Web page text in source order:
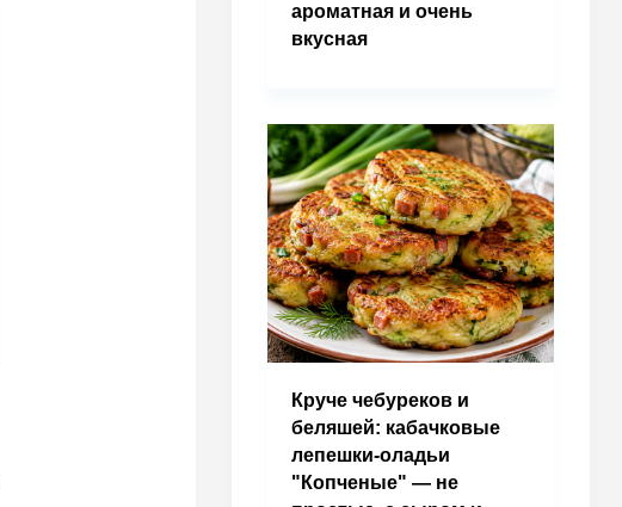
ароматная и очень
вкусная
Круче чебуреков и
беляшей: кабачковые
лепешки-оладьи
"Копченые" — не